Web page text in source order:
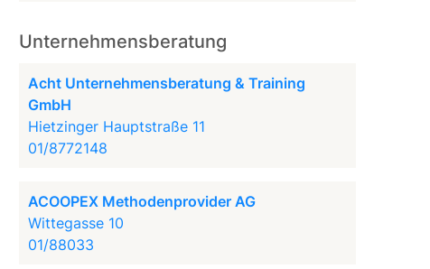
Unternehmensberatung
Acht Unternehmensberatung & Training
GmbH
Hietzinger Hauptstraße 11
01/8772148
ACOOPEX Methodenprovider AG
Wittegasse 10
01/88033